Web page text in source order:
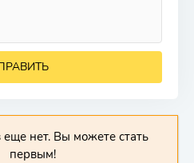
нет. Вы можете стать
первым!